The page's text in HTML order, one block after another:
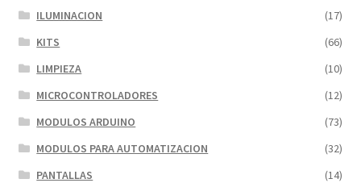
ILUMINACION
(17)
KITS
(66)
LIMPIEZA
(10)
MICROCONTROLADORES
(12)
MODULOS ARDUINO
(73)
MODULOS PARA AUTOMATIZACION
(32)
PANTALLAS
(14)